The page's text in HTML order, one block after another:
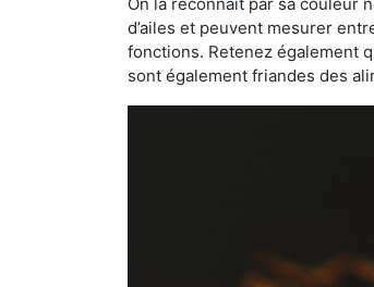
On la reconnaît par sa couleur
d’ailes et peuvent mesurer
fonctions. Retenez également
sont également friandes des